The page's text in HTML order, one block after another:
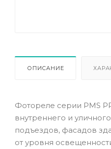
ОПИСАНИЕ
Фотореле серии PMS
внутреннего и
подъездов, фасадов
от уровня